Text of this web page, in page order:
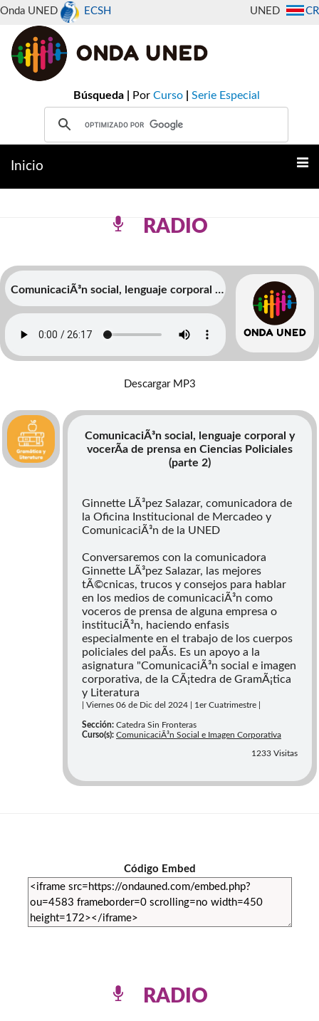
Onda UNED ECSH CR
UNED
Búsqueda | Por Curso Serie Especial
Inicio
RADIO
ComunicaciÃ³n social, lenguaje corporal y
vocerÃ­a de prensa en Ciencias Policiales
(parte 2)
Descargar MP3
ComunicaciÃ³n social, lenguaje corporal y
vocerÃ­a de prensa en Ciencias Policiales
(parte 2)
Ginnette LÃ³pez Salazar, comunicadora de
la Oficina Institucional de Mercadeo y
ComunicaciÃ³n de la UNED
Conversaremos con la comunicadora
Ginnette LÃ³pez Salazar, las mejores
tÃ©cnicas, trucos y consejos para hablar
en los medios de comunicaciÃ³n como
voceros de prensa de alguna empresa o
instituciÃ³n, haciendo enfasis
especialmente en el trabajo de los cuerpos
policiales del paÃ­s. Es un apoyo a la
asignatura "ComunicaciÃ³n social e imagen
corporativa, de la CÃ¡tedra de GramÃ¡tica
y Literatura
| Viernes 06 de Dic del 2024 | 1er Cuatrimestre |
Sección: Catedra Sin Fronteras
Curso(s): ComunicaciÃ³n Social e Imagen Corporativa
1233 Visitas
Código Embed
RADIO